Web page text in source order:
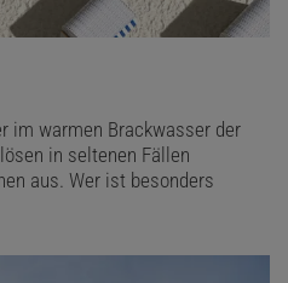
im warmen Brackwasser der
in seltenen Fällen
aus. Wer ist besonders